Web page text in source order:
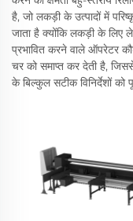
है, जो लकड़ी के उत्पादों में
जाता है क्योंकि लकड़ी के लिए
प्रभावित करने वाले ऑपरेटर
चर को समाप्त कर देती है,
के बिल्कुल सटीक विनिर्देशों को